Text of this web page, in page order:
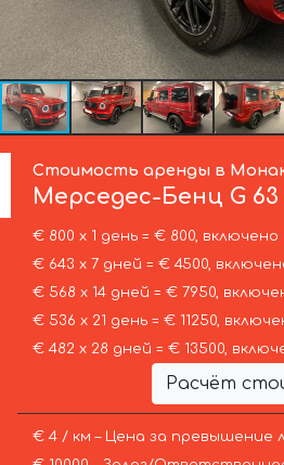
Стоимость аренды в
Мерседес-Бенц G
€ 800 х 1 день = € 800, включено
€ 643 х 7 дней = € 4500,
€ 568 х 14 дней = € 7950,
€ 536 х 21 день = € 11250,
€ 482 х 28 дней = € 13500,
Расчёт
€ 4 / км – Цена за превышение